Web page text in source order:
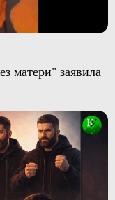
матери" заявила